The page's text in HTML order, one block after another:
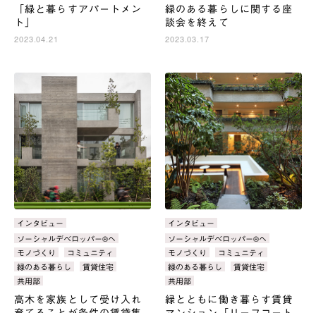
「緑と暮らすアパートメン
ト」
2023.04.21
緑のある暮らしに関する座
談会を終えて
2023.03.17
カ
テ
ゴ
リ：
インタビュー
タ
グ：
ソーシャルデベロッパー®へ
モノづくり
コミュニティ
緑のある暮らし
賃貸住宅
共用部
高木を家族として受け入れ
カ
テ
ゴ
リ：
インタビュー
タ
グ：
ソーシャルデベロッパー®へ
モノづくり
コミュニティ
緑のある暮らし
賃貸住宅
共用部
緑とともに働き暮らす賃貸